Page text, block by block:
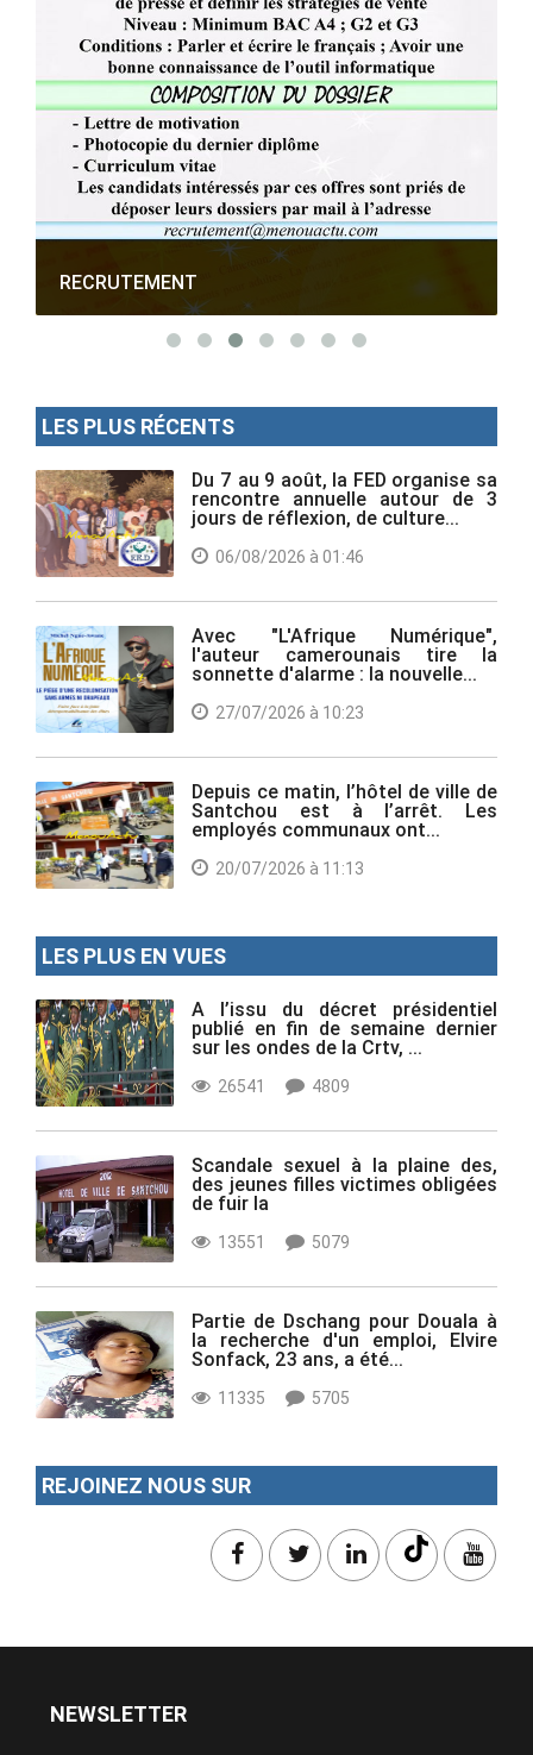
RECRUTEMENT
LES PLUS RÉCENTS
Du 7 au 9 août, la FED organise sa
rencontre annuelle autour de 3
jours de réflexion, de culture...
06/08/2026 à 01:46
Avec "L'Afrique Numérique",
l'auteur camerounais tire la
sonnette d'alarme : la nouvelle...
27/07/2026 à 10:23
Depuis ce matin, l’hôtel de ville de
Santchou est à l’arrêt. Les
employés communaux ont...
20/07/2026 à 11:13
LES PLUS EN VUES
A l’issu du décret présidentiel
publié en fin de semaine dernier
sur les ondes de la Crtv, ...
26541 4809
Scandale sexuel à la plaine des,
des jeunes filles victimes obligées
de fuir la
13551 5079
Partie de Dschang pour Douala à
la recherche d'un emploi, Elvire
Sonfack, 23 ans, a été...
11335 5705
REJOINEZ NOUS SUR
NEWSLETTER